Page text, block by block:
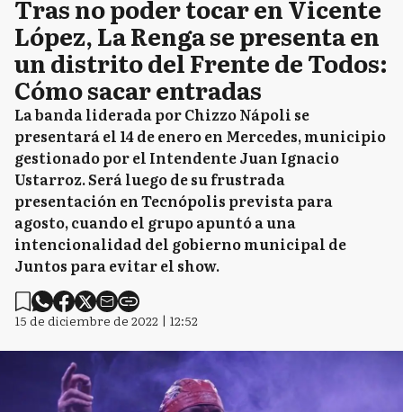
Tras no poder tocar en Vicente
López, La Renga se presenta en
un distrito del Frente de Todos:
Cómo sacar entradas
La banda liderada por Chizzo Nápoli se
presentará el 14 de enero en Mercedes, municipio
gestionado por el Intendente Juan Ignacio
Ustarroz. Será luego de su frustrada
presentación en Tecnópolis prevista para
agosto, cuando el grupo apuntó a una
intencionalidad del gobierno municipal de
Juntos para evitar el show.
15 de diciembre de 2022 | 12:52